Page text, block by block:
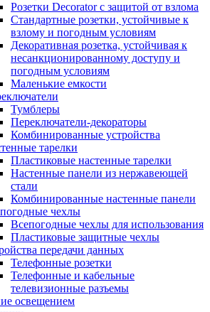
Розетки Decorator с защитой от взлома
Стандартные розетки, устойчивые к
взлому и погодным условиям
Декоративная розетка, устойчивая к
несанкционированному доступу и
погодным условиям
Маленькие емкости
Тумблеры
Переключатели-декораторы
Комбинированные устройства
тарелки
Пластиковые настенные тарелки
Настенные панели из нержавеющей
стали
Комбинированные настенные панели
чехлы
Всепогодные чехлы для использования
Пластиковые защитные чехлы
передачи данных
Телефонные розетки
Телефонные и кабельные
телевизионные разъемы
освещением